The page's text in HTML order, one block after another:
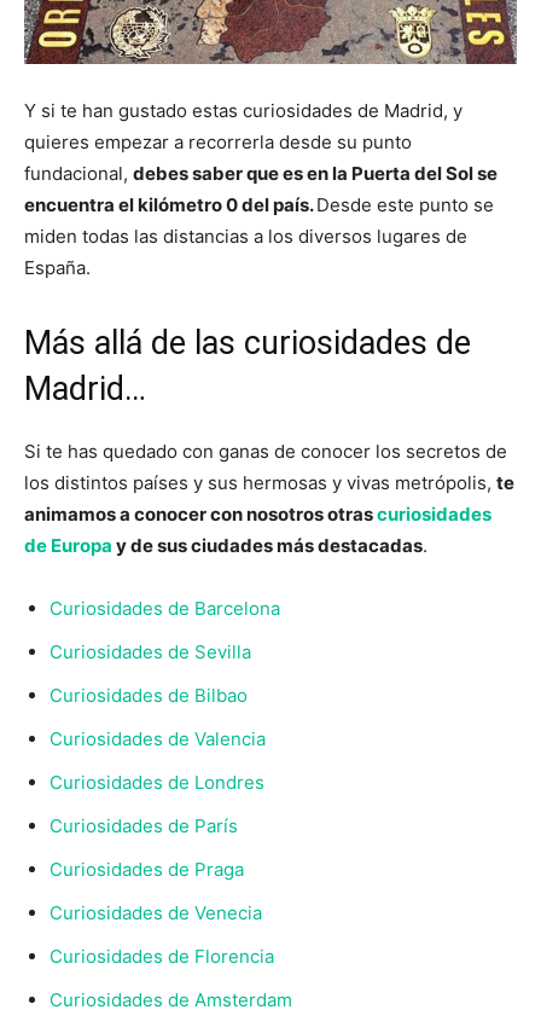
Y si te han gustado estas curiosidades de Madrid, y
quieres empezar a recorrerla desde su punto
fundacional, debes saber que es en la Puerta del Sol se
encuentra el kilómetro 0 del país.Desde este punto se
miden todas las distancias a los diversos lugares de
España.
Más allá de las curiosidades de
Madrid…
Si te has quedado con ganas de conocer los secretos de
los distintos países y sus hermosas y vivas metrópolis, te
animamos a conocer con nosotros otrascuriosidades
de Europa y de sus ciudades más destacadas.
Curiosidades de Barcelona
Curiosidades de Sevilla
Curiosidades de Bilbao
Curiosidades de Valencia
Curiosidades de Londres
Curiosidades de París
Curiosidades de Praga
Curiosidades de Venecia
Curiosidades de Florencia
Curiosidades de Amsterdam